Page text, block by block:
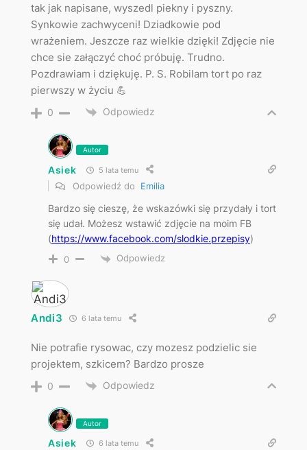
tak jak napisane, wyszedl piekny i pyszny.
Synkowie zachwyceni! Dziadkowie pod
wrażeniem. Jeszcze raz wielkie dzięki! Zdjęcie nie
chce sie załączyć choć próbuję. Trudno.
Pozdrawiam i dziękuję. P. S. Robilam tort po raz
pierwszy w życiu 💪
0 Odpowiedz
Autor
Asiek 5 lata temu
Odpowiedź do Emilia
Bardzo się cieszę, że wskazówki się przydały i tort
się udał. Możesz wstawić zdjęcie na moim FB
(https://www.facebook.com/slodkie.przepisy)
0 Odpowiedz
Andi3 6 lata temu
Nie potrafie rysowac, czy mozesz podzielic sie
projektem, szkicem? Bardzo prosze
0 Odpowiedz
Autor
Asiek 6 lata temu